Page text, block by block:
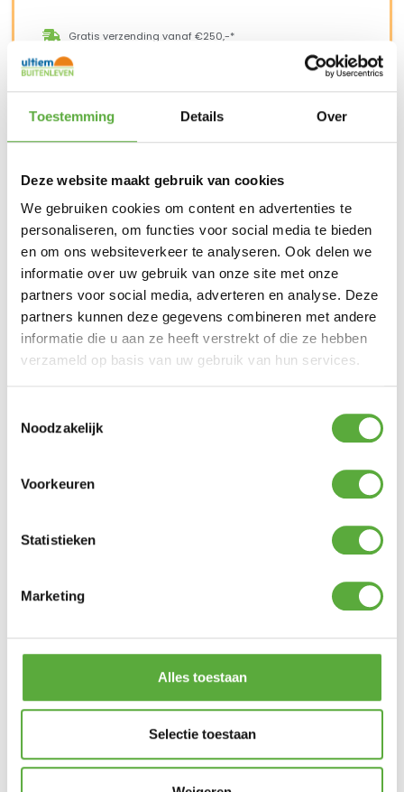
Toestemming Details Over
Deze website maakt gebruik van cookies
We gebruiken cookies om content en advertenties te
personaliseren, om functies voor social media te bieden
en om ons websiteverkeer te analyseren. Ook delen we
informatie over uw gebruik van onze site met onze
partners voor social media, adverteren en analyse. Deze
partners kunnen deze gegevens combineren met andere
informatie die u aan ze heeft verstrekt of die ze hebben
verzameld op basis van uw gebruik van hun services.
Noodzakelijk
Voorkeuren
Statistieken
Marketing
Alles toestaan
Selectie toestaan
Gratis verzending vanaf €250,-*
Snelle verzending & levering aan huis
Kopersbescherming met Trusted Shops
SKU7903
Categorieën
Tuinkussen opbergers Tuinkussens,
Merk
AeroCover
Kleur
Antraciet
Materiaal
Polyester
Breedte
75 cm
Hoogte
60 cm
EAN
Kopersbescherming met Trusted Shops
4 Seasons Outdoor RVS
Roest Voorkomer
Hartman Lounge Zitkussen
60x60cm – Havana Sealgrey
€54,95